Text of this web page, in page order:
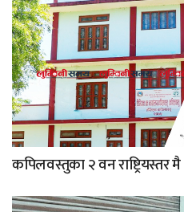
कपिलवस्तुका २ वन राष्ट्रियस्तर